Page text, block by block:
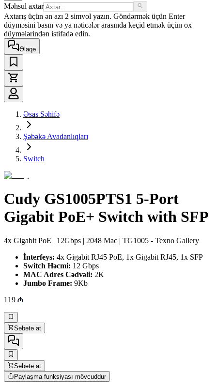
Məhsul axtar
Axtarış üçün ən azı 2 simvol yazın. Göndərmək üçün Enter
düyməsini basın və ya nəticələr arasında keçid etmək üçün ox
düymələrindən istifadə edin.
Əlaqə
Əsas Səhifə
Şəbəkə Avadanlıqları
Switch
Cudy GS1005PTS1 5-Port
Gigabit PoE+ Switch with SFP
4x Gigabit PoE | 12Gbps | 2048 Mac | TG1005 - Texno Gallery
İnterfeys: 4x Gigabit RJ45 PoE, 1x Gigabit RJ45, 1x SFP
Switch Həcmi: 12 Gbps
MAC Adres Cədvəli: 2K
Jumbo Frame: 9Kb
119
Səbətə at
Səbətə at
Paylaşma funksiyası mövcuddur